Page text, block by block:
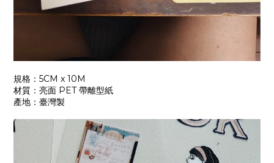
規格： 5CM x 10M
材質：亮面 PET帶離型紙
產地：臺灣製